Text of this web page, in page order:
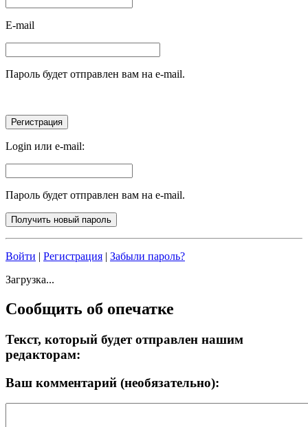
E-mail
Пароль будет отправлен вам на e-mail.
Login или e-mail:
Пароль будет отправлен вам на e-mail.
Войти | Регистрация | Забыли пароль?
Загрузка...
Сообщить об опечатке
Текст, который будет отправлен нашим
редакторам:
Ваш комментарий (необязательно):